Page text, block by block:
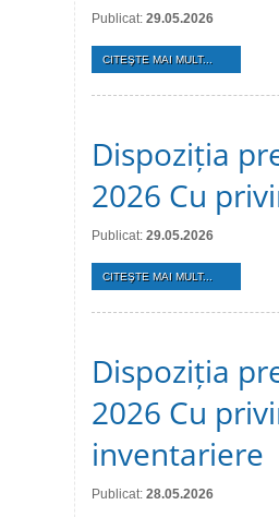
Publicat: 29.05.2026
CITEŞTE MAI MULT...
Dispoziția
2026 Cu
Publicat: 29.05.2026
CITEŞTE MAI MULT...
Dispoziția
2026 Cu
inventariere
Publicat: 28.05.2026